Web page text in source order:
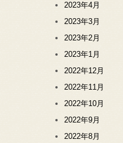
2023年4月
2023年3月
2023年2月
2023年1月
2022年12月
2022年11月
2022年10月
2022年9月
2022年8月